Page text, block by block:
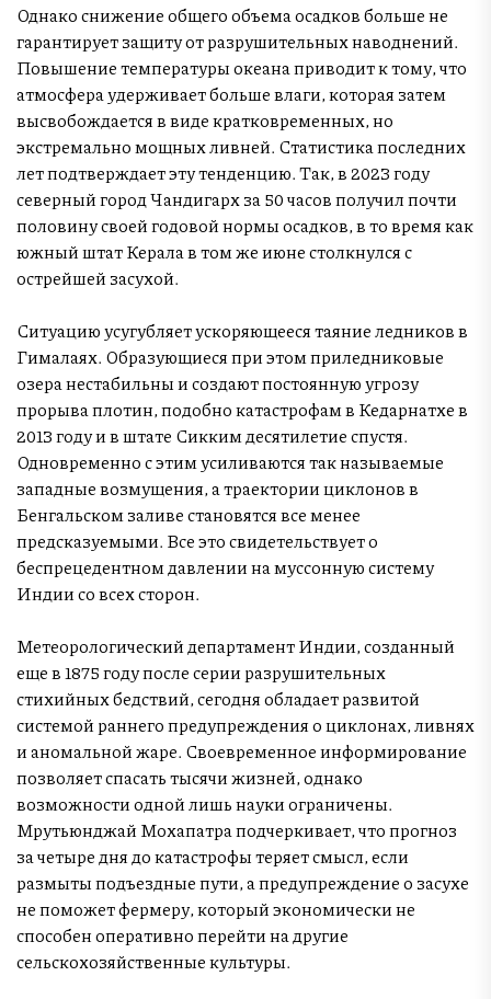
Однако снижение общего объема осадков больше не
гарантирует защиту от разрушительных наводнений.
Повышение температуры океана приводит к тому, что
атмосфера удерживает больше влаги, которая затем
высвобождается в виде кратковременных, но
экстремально мощных ливней. Статистика последних
лет подтверждает эту тенденцию. Так, в 2023 году
северный город Чандигарх за 50 часов получил почти
половину своей годовой нормы осадков, в то время как
южный штат Керала в том же июне столкнулся с
острейшей засухой.
Ситуацию усугубляет ускоряющееся таяние ледников в
Гималаях. Образующиеся при этом приледниковые
озера нестабильны и создают постоянную угрозу
прорыва плотин, подобно катастрофам в Кедарнатхе в
2013 году и в штате Сикким десятилетие спустя.
Одновременно с этим усиливаются так называемые
западные возмущения, а траектории циклонов в
Бенгальском заливе становятся все менее
предсказуемыми. Все это свидетельствует о
беспрецедентном давлении на муссонную систему
Индии со всех сторон.
Метеорологический департамент Индии, созданный
еще в 1875 году после серии разрушительных
стихийных бедствий, сегодня обладает развитой
системой раннего предупреждения о циклонах, ливнях
и аномальной жаре. Своевременное информирование
позволяет спасать тысячи жизней, однако
возможности одной лишь науки ограничены.
Мрутьюнджай Мохапатра подчеркивает, что прогноз
за четыре дня до катастрофы теряет смысл, если
размыты подъездные пути, а предупреждение о засухе
не поможет фермеру, который экономически не
способен оперативно перейти на другие
сельскохозяйственные культуры.